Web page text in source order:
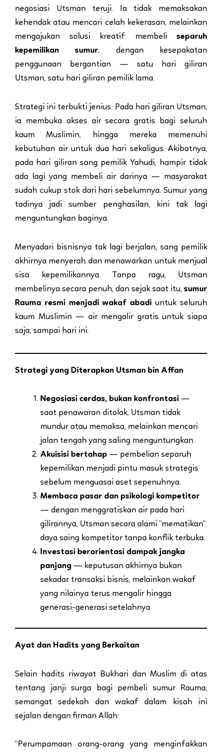
negosiasi Utsman teruji. Ia tidak memaksakan
kehendak atau mencari celah kekerasan, melainkan
mengajukan solusi kreatif: membeli separuh
kepemilikan sumur, dengan kesepakatan
penggunaan bergantian — satu hari giliran
Utsman, satu hari giliran pemilik lama.
Strategi ini terbukti jenius. Pada hari giliran Utsman,
ia membuka akses air secara gratis bagi seluruh
kaum Muslimin, hingga mereka memenuhi
kebutuhan air untuk dua hari sekaligus. Akibatnya,
pada hari giliran sang pemilik Yahudi, hampir tidak
ada lagi yang membeli air darinya — masyarakat
sudah cukup stok dari hari sebelumnya. Sumur yang
tadinya jadi sumber penghasilan, kini tak lagi
menguntungkan baginya.
Menyadari bisnisnya tak lagi berjalan, sang pemilik
akhirnya menyerah dan menawarkan untuk menjual
sisa kepemilikannya. Tanpa ragu, Utsman
membelinya secara penuh, dan sejak saat itu, sumur
Rauma resmi menjadi wakaf abadi untuk seluruh
kaum Muslimin — air mengalir gratis untuk siapa
saja, sampai hari ini.
Strategi yang Diterapkan Utsman bin Affan
Negosiasi cerdas, bukan konfrontasi —
saat penawaran ditolak, Utsman tidak
mundur atau memaksa, melainkan mencari
jalan tengah yang saling menguntungkan.
Akuisisi bertahap — pembelian separuh
kepemilikan menjadi pintu masuk strategis
sebelum menguasai aset sepenuhnya.
Membaca pasar dan psikologi kompetitor
— dengan menggratiskan air pada hari
gilirannya, Utsman secara alami “mematikan”
daya saing kompetitor tanpa konflik terbuka.
Investasi berorientasi dampak jangka
panjang — keputusan akhirnya bukan
sekadar transaksi bisnis, melainkan wakaf
yang nilainya terus mengalir hingga
generasi-generasi setelahnya.
Ayat dan Hadits yang Berkaitan
Selain hadits riwayat Bukhari dan Muslim di atas
tentang janji surga bagi pembeli sumur Rauma,
semangat sedekah dan wakaf dalam kisah ini
sejalan dengan firman Allah:
“Perumpamaan orang-orang yang menginfakkan